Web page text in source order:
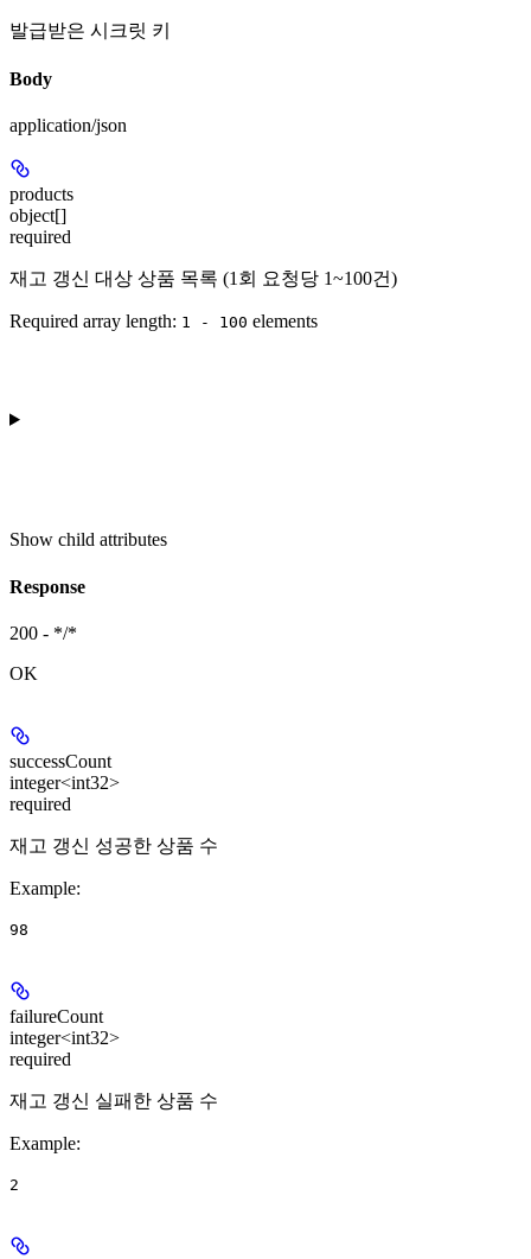
발급받은 시크릿 키
Body
application/json
products
object[]
required
재고 갱신 대상 상품 목록 (1회 요청당 1~100건)
Required array length: 1 - 100 elements
Show child attributes
Response
200 - */*
OK
successCount
integer<int32>
required
재고 갱신 성공한 상품 수
Example:
98
failureCount
integer<int32>
required
재고 갱신 실패한 상품 수
Example:
2